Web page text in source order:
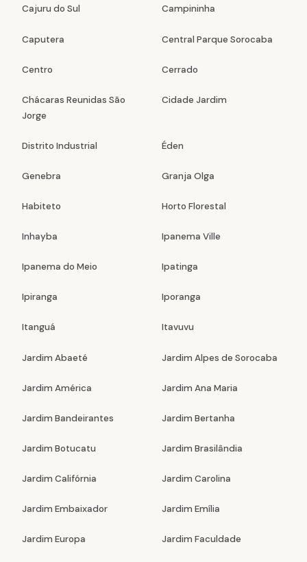
Cajuru do Sul Campininha
Caputera Central Parque Sorocaba
Centro Cerrado
Chácaras Reunidas São
Jorge
Cidade Jardim
Distrito Industrial Éden
Genebra Granja Olga
Habiteto Horto Florestal
Inhayba Ipanema Ville
Ipanema do Meio Ipatinga
Ipiranga Iporanga
Itanguá Itavuvu
Jardim Abaeté Jardim Alpes de Sorocaba
Jardim América Jardim Ana Maria
Jardim Bandeirantes Jardim Bertanha
Jardim Botucatu Jardim Brasilândia
Jardim Califórnia Jardim Carolina
Jardim Embaixador Jardim Emília
Jardim Europa Jardim Faculdade